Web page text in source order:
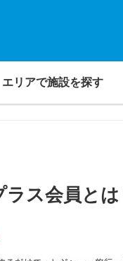
エリアで施設を探す
ス会員と